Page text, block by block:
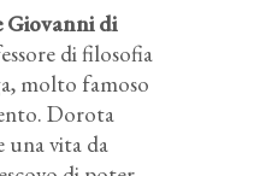
di
di filosofia
molto famoso
Dorota
una vita da